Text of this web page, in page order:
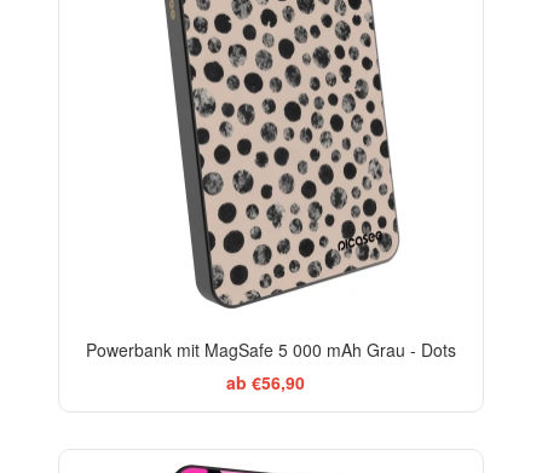
Powerbank mit MagSafe 5 000 mAh Grau - Dots
ab €56,90